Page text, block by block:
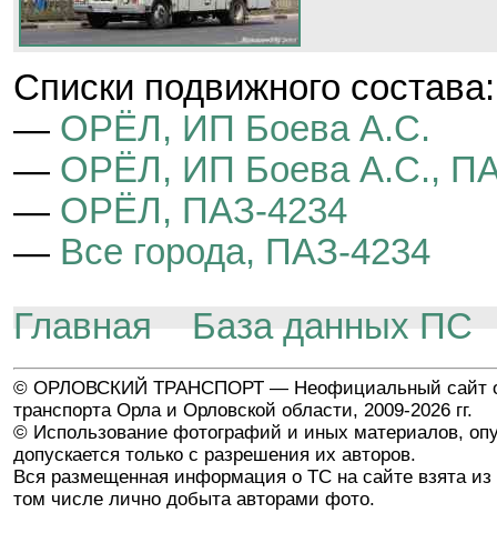
Cписки подвижного состава:
— ОРЁЛ, ИП Боева А.С.
— ОРЁЛ, ИП Боева А.С.,
— ОРЁЛ, ПАЗ-4234
— Все города, ПАЗ-4234
Главная
База данных ПС
© ОРЛОВСКИЙ ТРАНСПОРТ — Неофициальный сайт
транспорта Орла и Орловской области, 2009-2026 гг.
© Использование фотографий и иных материалов,
допускается только с разрешения их авторов.
Вся размещенная информация о ТС на сайте взята из
том числе лично добыта авторами фото.